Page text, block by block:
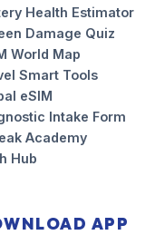
Health Estimator
Damage Quiz
World Map
Smart Tools
eSIM
Intake Form
Academy
Hub
APP